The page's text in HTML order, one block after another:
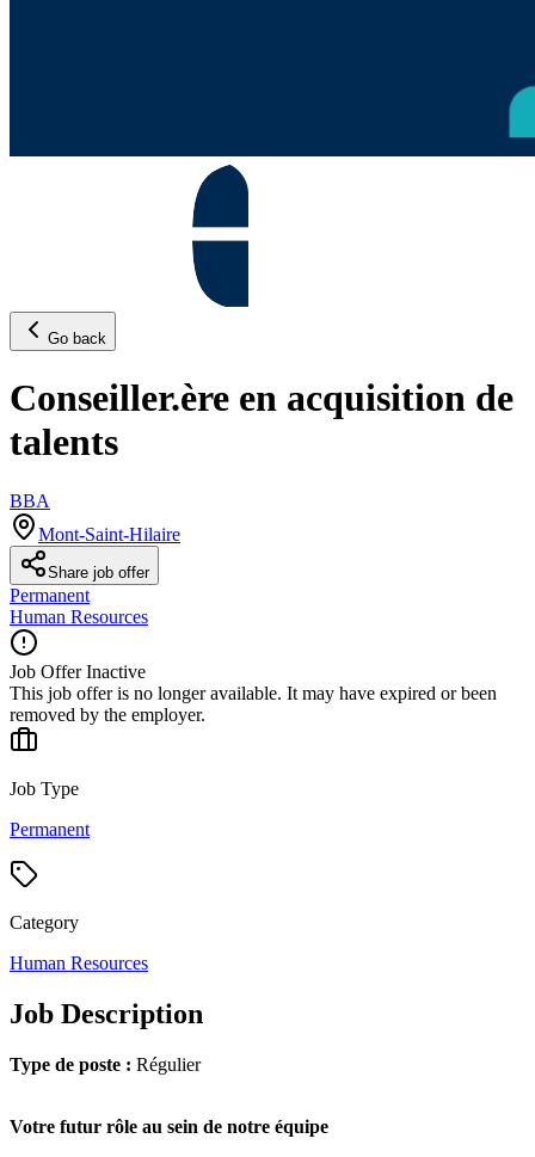
Go back
Conseiller.ère en acquisition de
talents
BBA
Mont-Saint-Hilaire
Share job offer
Permanent
Human Resources
Job Offer Inactive
This job offer is no longer available. It may have expired or been
removed by the employer.
Job Type
Permanent
Category
Human Resources
Job Description
Type de poste : Régulier
Votre futur rôle au sein de notre équipe